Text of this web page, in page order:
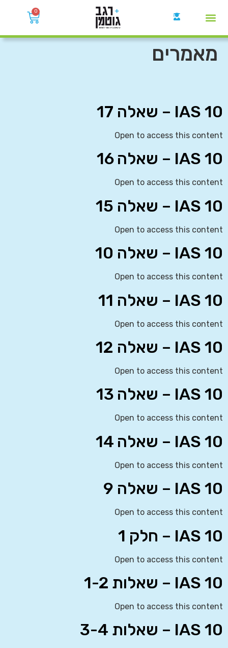
0
מאמרים
IAS 10 – שאלה 17
Open to access this content
IAS 10 – שאלה 16
Open to access this content
IAS 10 – שאלה 15
Open to access this content
IAS 10 – שאלה 10
Open to access this content
IAS 10 – שאלה 11
Open to access this content
IAS 10 – שאלה 12
Open to access this content
IAS 10 – שאלה 13
Open to access this content
IAS 10 – שאלה 14
Open to access this content
IAS 10 – שאלה 9
Open to access this content
IAS 10 – חלק 1
Open to access this content
IAS 10 – שאלות 1-2
Open to access this content
IAS 10 – שאלות 3-4